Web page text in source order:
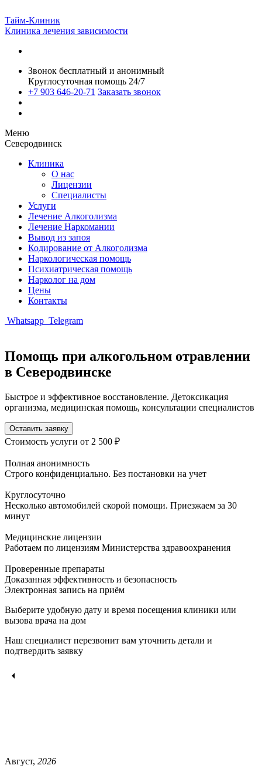
Тайм-Клиник
Клиника лечения зависимости
Звонок бесплатный и анонимный
Круглосуточная помощь 24/7
+7 903 646-20-71 Заказать звонок
Меню
Северодвинск
Клиника
О нас
Лицензии
Специалисты
Услуги
Лечение Алкоголизма
Лечение Наркомании
Вывод из запоя
Кодирование от Алкоголизма
Наркологическая помощь
Психиатрическая помощь
Нарколог на дом
Цены
Контакты
Whatsapp Telegram
Помощь при алкогольном отравлении
в Северодвинске
Быстрое и эффективное восстановление. Детоксикация
организма, медицинская помощь, консультации специалистов
Оставить заявку
Стоимость услуги от 2 500 ₽
Полная анонимность
Строго конфиденциально. Без постановки на учет
Круглосуточно
Несколько автомобилей скорой помощи. Приезжаем за 30
минут
Медицинские лицензии
Работаем по лицензиям Министерства здравоохранения
Проверенные препараты
Доказанная эффективность и безопасность
Электронная запись на приём
Выберите удобную дату и время посещения клиники или
вызова врача на дом
Наш специалист перезвонит вам уточнить детали и
подтвердить заявку
Август, 2026